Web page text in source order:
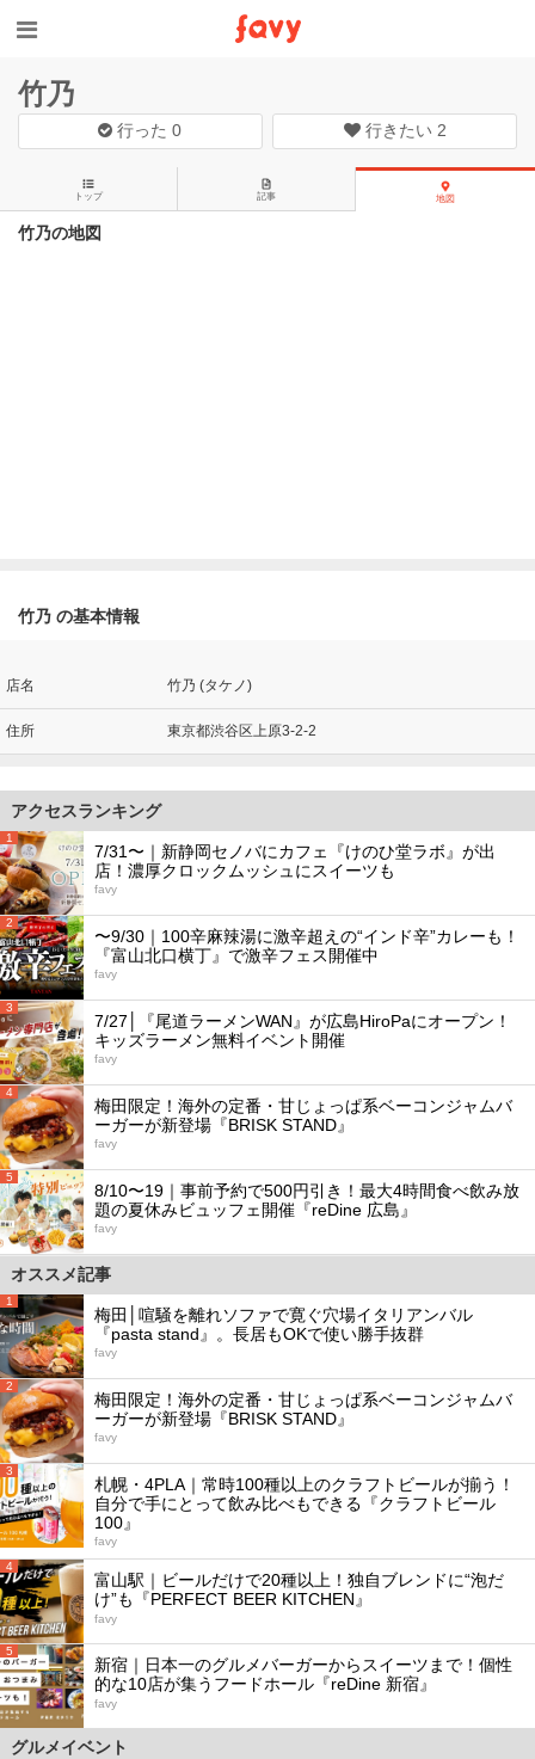
竹乃
行った0 行きたい 2
トップ 記事 地図
竹乃の地図
竹乃 の基本情報
店名 竹乃 (タケノ)
住所 東京都渋谷区上原3-2-2
アクセスランキング
1
7/31〜｜新静岡セノバにカフェ『けのひ堂ラボ』が出
店！濃厚クロックムッシュにスイーツも
favy
2
〜9/30｜100辛麻辣湯に激辛超えの“インド辛”カレーも！
『富山北口横丁』で激辛フェス開催中
favy
3
7/27│『尾道ラーメンWAN』が広島HiroPaにオープン！
キッズラーメン無料イベント開催
favy
4
梅田限定！海外の定番・甘じょっぱ系ベーコンジャムバ
ーガーが新登場『BRISK STAND』
favy
5
8/10〜19｜事前予約で500円引き！最大4時間食べ飲み放
題の夏休みビュッフェ開催『reDine 広島』
favy
オススメ記事
1
梅田│喧騒を離れソファで寛ぐ穴場イタリアンバル
『pasta stand』。長居もOKで使い勝手抜群
favy
2
梅田限定！海外の定番・甘じょっぱ系ベーコンジャムバ
ーガーが新登場『BRISK STAND』
favy
3
札幌・4PLA｜常時100種以上のクラフトビールが揃う！
自分で手にとって飲み比べもできる『クラフトビール
100』
favy
4
富山駅｜ビールだけで20種以上！独自ブレンドに“泡だ
け”も『PERFECT BEER KITCHEN』
favy
5
新宿｜日本一のグルメバーガーからスイーツまで！個性
的な10店が集うフードホール『reDine 新宿』
favy
グルメイベント